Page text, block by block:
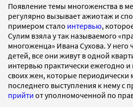
Появление темы многоженства в
регулярно вызывает ажиотаж и
примером стало интервью,
Сулим взяла у так называемого
многоженца» Ивана Сухова. У него
детей, все они живут в одной
интервью практически ежегодно и
своих жен, которые периодически
последнего выступления к нему с
прийти от уполномоченной по